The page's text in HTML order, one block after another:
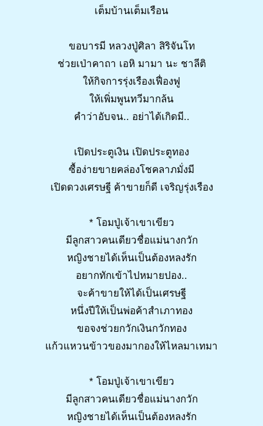
เต็มบ้านเต็มเรือน
ขอบารมี หลวงปู่ศิลา สิริจันโท
ช่วยเป่าคาถา เอหิ มามา นะ ชาลีติ
ให้กิจการรุ่งเรืองเฟื่องฟู
ให้เพิ่มพูนทวีมากล้น
คำว่าอับจน.. อย่าได้เกิดมี..
เปิดประตูเงิน เปิดประตูทอง
ซื้อง่ายขายคล่องโชคลาภมั่งมี
เปิดดวงเศรษฐี ค้าขายก็ดี เจริญรุ่งเรือง
* โอมปู่เจ้าเขาเขียว
มีลูกสาวคนเดียวชื่อแม่นางกวัก
หญิงชายได้เห็นเป็นต้องหลงรัก
อยากทักเข้าไปหมายปอง..
จะค้าขายให้ได้เป็นเศรษฐี
หนึ่งปีให้เป็นพ่อค้าสำเภาทอง
ขอจงช่วยกวักเงินกวักทอง
แก้วแหวนข้าวของมากองให้ไหลมาเทมา
* โอมปู่เจ้าเขาเขียว
มีลูกสาวคนเดียวชื่อแม่นางกวัก
หญิงชายได้เห็นเป็นต้องหลงรัก